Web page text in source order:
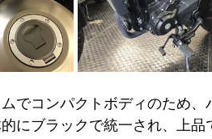
でコンパクトボディのため、
にブラックで統一され、上